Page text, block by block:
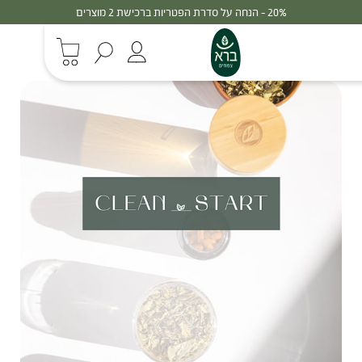
20% - הנחה על סדרת הפטריות ברכישת 2 מוצרים